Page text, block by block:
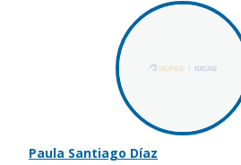
Paula Santiago Díaz